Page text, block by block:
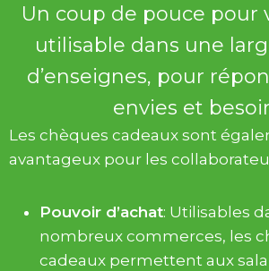
Un coup de pouce pour
utilisable dans une
d’enseignes, pour
envies et
Les chèques cadeaux sont
avantageux pour les
Pouvoir d’achat: Utilisables
nombreux commerces, les
cadeaux permettent aux